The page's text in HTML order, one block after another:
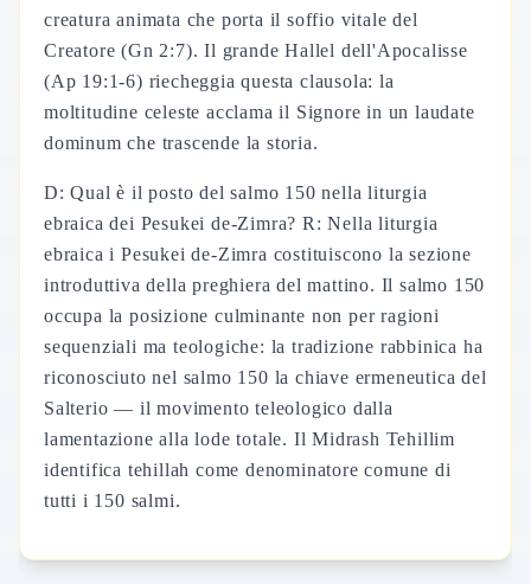
creatura animata che porta il soffio vitale del
Creatore (Gn 2:7). Il grande Hallel dell'Apocalisse
(Ap 19:1-6) riecheggia questa clausola: la
moltitudine celeste acclama il Signore in un laudate
dominum che trascende la storia.
D: Qual è il posto del salmo 150 nella liturgia
ebraica dei Pesukei de-Zimra? R: Nella liturgia
ebraica i Pesukei de-Zimra costituiscono la sezione
introduttiva della preghiera del mattino. Il salmo 150
occupa la posizione culminante non per ragioni
sequenziali ma teologiche: la tradizione rabbinica ha
riconosciuto nel salmo 150 la chiave ermeneutica del
Salterio — il movimento teleologico dalla
lamentazione alla lode totale. Il Midrash Tehillim
identifica tehillah come denominatore comune di
tutti i 150 salmi.